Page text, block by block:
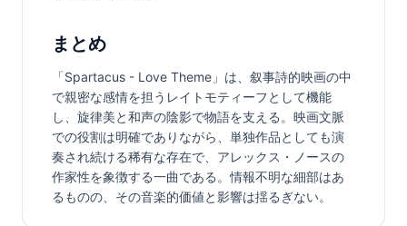
まとめ
「Spartacus - Love Theme」は、叙事詩的映画の中
で親密な感情を担うレイトモティーフとして機能
し、旋律美と和声の陰影で物語を支える。映画文脈
での役割は明確でありながら、単独作品としても演
奏され続ける稀有な存在で、アレックス・ノースの
作家性を象徴する一曲である。情報不明な細部はあ
るものの、その音楽的価値と影響は揺るぎない。